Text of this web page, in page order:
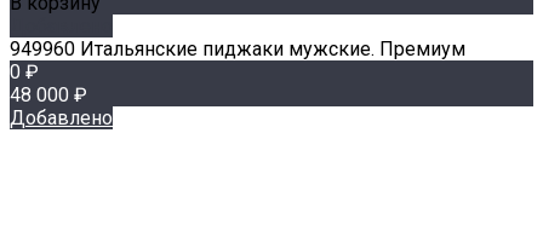
949960 Итальянские пиджаки мужские. Премиум
0 ₽
48 000 ₽
Добавлено